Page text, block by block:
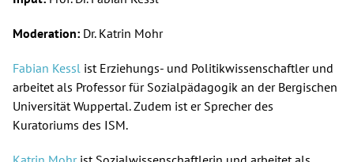
Moderation: Dr. Katrin Mohr
Fabian Kessl ist Erziehungs- und Politikwissenschaftler und
arbeitet als Professor für Sozialpädagogik an der Bergischen
Universität Wuppertal. Zudem ist er Sprecher des
Kuratoriums des ISM.